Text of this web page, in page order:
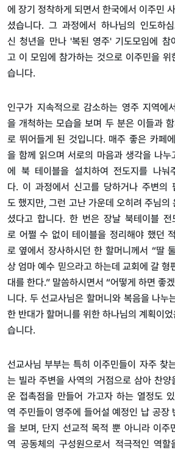
에 장기 정착하게 되면서 한국에서 이주민
셨습니다. 그 과정에서 하나님의 인도하
신 청년을 만나'복된 영주'기도모임에 참
고 이 모임에 참가하는 것으로 이주민을 위
습니다.
인구가 지속적으로 감소하는 영주 지역에서
을 개척하는 모습을 보며 두 분은 이들과
로 뛰어들게 된 것입니다. 매주 좋은 카페
을 함께 읽으며 서로의 마음과 생각을 나누
에 북 테이블을 설치하여 전도지를 나눠
다. 이 과정에서 신고를 당하거나 주변의
도 했지만 ,그런 고난 가운데 오히려 주님의
셨다고 합니다. 한 번은 장날 북테이블 전
로 어쩔 수 없이 테이블을 정리해야 했던
로 옆에서 장사하시던 한 할머니께서 “딸
상 엄마 예수 믿으라고 하는데 교회에 갈 형
대를 한다.” 말씀하시면서 “어떻게 하면 좋
니다. 두 선교사님은 할머니와 복음을 나누
한 반대가 할머니를 위한 하나님의 계획이
습니다.
선교사님 부부는 특히 이주민들이 자주 찾
는 빌라 주변을 사역의 거점으로 삼아 찬양
운 접촉점을 만들어 가고자 하는 열정도
역 주민들이 영주에 들어설 예정인 납 공장
을 보며 단지 선교적 목적 뿐 아니라 이주
역 공동체의 구성원으로서 적극적인 역할